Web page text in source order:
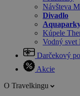
Návšteva
Divadlo
Kúpele
Vodný svet
Darčekový
Akcie
O Travelkingu